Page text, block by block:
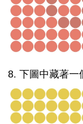
8. 下圖中藏著一